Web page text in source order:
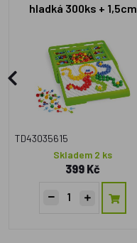
hladká 300ks + 1,5cm
TD43035615
Skladem 2 ks
399 Kč